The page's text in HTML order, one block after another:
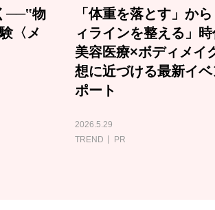
──‟物
〈メ
「体重を落とす」か
ィラインを整える」時
美容医療×ボディメイ
想に近づける最新イ
ポート
2026.5.29
TREND
PR